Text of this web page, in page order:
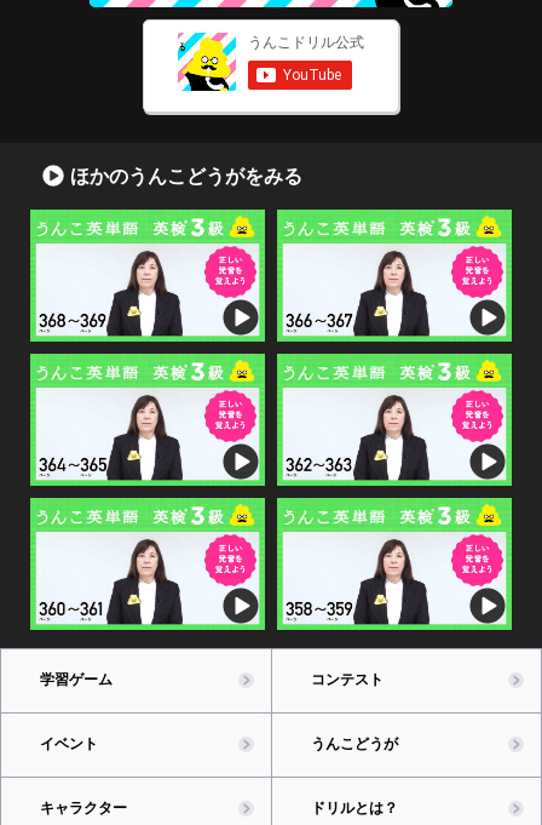
ほかのうんこどうがをみる
学習ゲーム コンテスト
イベント うんこどうが
キャラクター ドリルとは？